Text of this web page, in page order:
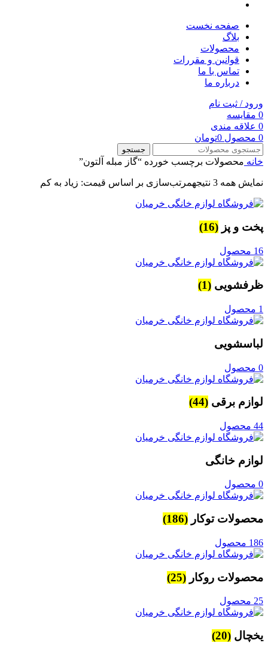
صفحه نخست
بلاگ
محصولات
قوانین و مقررات
تماس با ما
درباره ما
ورود / ثبت نام
0 مقایسه
0 علاقه مندی
0 محصول 0تومان
جستجو
خانه محصولات برچسب خورده “گاز مبله آلتون”
نمایش همه 3 نتیجه مرتب‌سازی بر اساس قیمت: زیاد به کم
پخت و پز (16)
16 محصول
ظرفشویی (1)
1 محصول
لباسشویی
0 محصول
لوازم برقی (44)
44 محصول
لوازم خانگی
0 محصول
محصولات توکار (186)
186 محصول
محصولات روکار (25)
25 محصول
یخچال (20)